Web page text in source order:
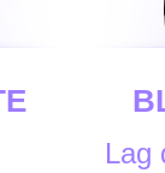
Lag